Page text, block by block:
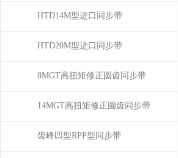
HTD14M型进口同步带
HTD20M型进口同步带
8MGT高扭矩修正圆齿同步带
14MGT高扭矩修正圆齿同步带
齿峰凹型RPP型同步带